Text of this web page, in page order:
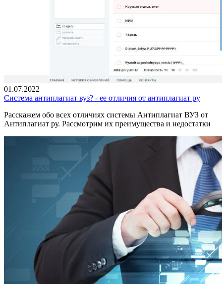
01.07.2022
Система антиплагиат вуз? - ее отличия от антиплагиат ру
Расскажем обо всех отличиях системы Антиплагиат ВУЗ от
Антиплагиат ру. Рассмотрим их преимущества и недостатки